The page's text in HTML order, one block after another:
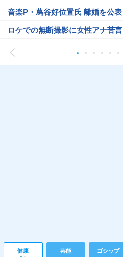
音楽P・蔦谷好位置氏 離婚を公表
ロケでの無断撮影に女性アナ苦言
健康 芸能 ゴシップ